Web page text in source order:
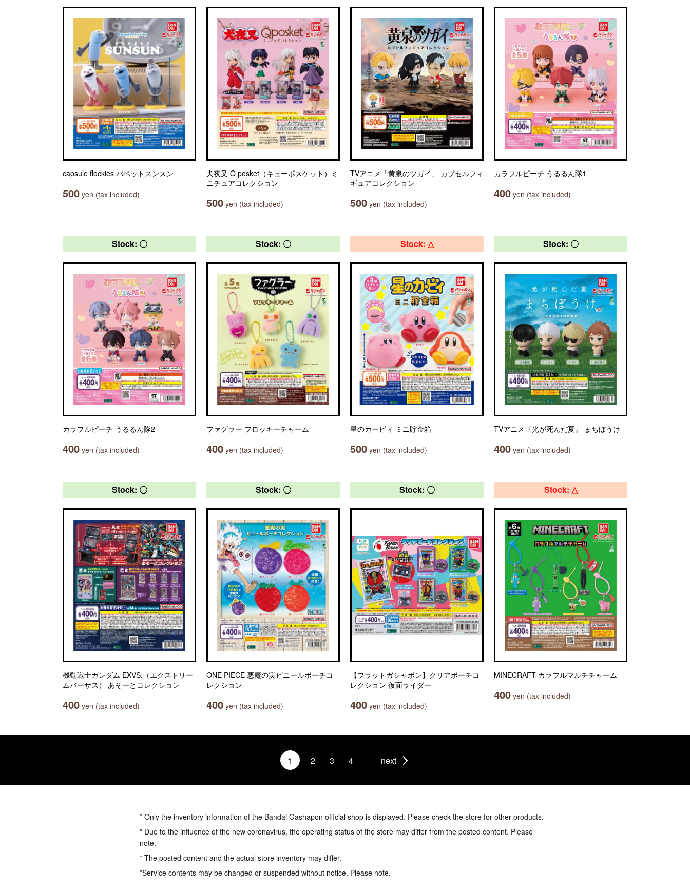
capsule flockies パペットスンスン
500 yen (tax included)
犬夜叉 Q posket（キューポスケット）ミ
ニチュアコレクション
500 yen (tax included)
TVアニメ「黄泉のツガイ」 カプセルフィ
ギュアコレクション
500 yen (tax included)
カラフルピーチ うるるん隊1
400 yen (tax included)
Stock: 〇
カラフルピーチ うるるん隊2
400 yen (tax included)
Stock: 〇
ファグラー フロッキーチャーム
400 yen (tax included)
Stock: △
星のカービィ ミニ貯金箱
500 yen (tax included)
Stock: 〇
TVアニメ『光が死んだ夏』 まちぼうけ
400 yen (tax included)
Stock: 〇
機動戦士ガンダム EXVS.（エクストリー
ムバーサス） あそーとコレクション
400 yen (tax included)
Stock: 〇
ONE PIECE 悪魔の実ビニールポーチコ
レクション
400 yen (tax included)
Stock: 〇
【フラットガシャポン】クリアポーチコ
レクション 仮面ライダー
400 yen (tax included)
Stock: △
MINECRAFT カラフルマルチチャーム
400 yen (tax included)
1 2 3 4 next
* Only the inventory information of the Bandai Gashapon official shop is displayed. Please check the store for other products.
* Due to the influence of the new coronavirus, the operating status of the store may differ from the posted content. Please
note.
* The posted content and the actual store inventory may differ.
*Service contents may be changed or suspended without notice. Please note.